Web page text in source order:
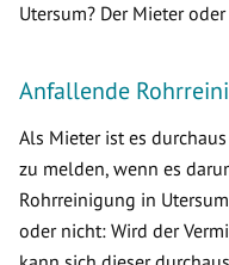
Utersum? Der Mieter
Anfallende
Als Mieter ist es
zu melden, wenn es
Rohrreinigung in
oder nicht: Wird der